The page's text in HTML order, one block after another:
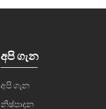
අපි ගැන
අපි ගැන
නිෂ්පාදන